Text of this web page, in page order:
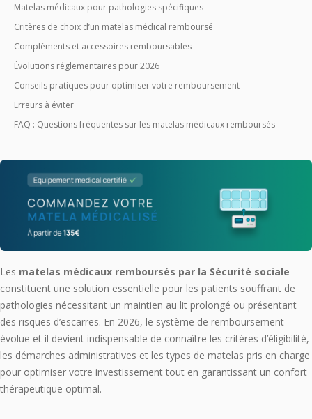
Matelas médicaux pour pathologies spécifiques
Critères de choix d’un matelas médical remboursé
Compléments et accessoires remboursables
Évolutions réglementaires pour 2026
Conseils pratiques pour optimiser votre remboursement
Erreurs à éviter
FAQ : Questions fréquentes sur les matelas médicaux remboursés
Les matelas médicaux remboursés par la Sécurité sociale
constituent une solution essentielle pour les patients souffrant de
pathologies nécessitant un maintien au lit prolongé ou présentant
des risques d’escarres. En 2026, le système de remboursement
évolue et il devient indispensable de connaître les critères d’éligibilité,
les démarches administratives et les types de matelas pris en charge
pour optimiser votre investissement tout en garantissant un confort
thérapeutique optimal.